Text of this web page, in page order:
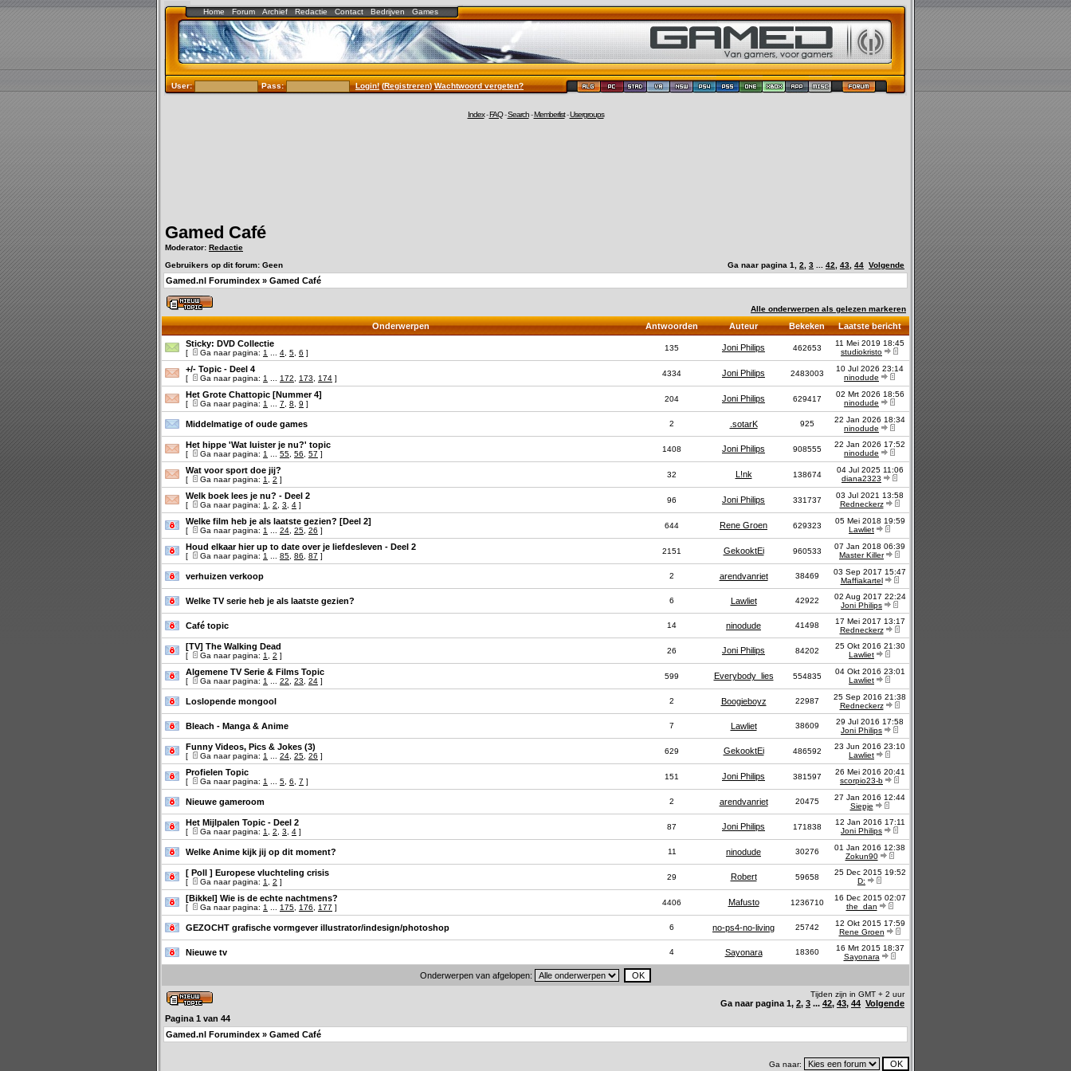
Home Forum Archief Redactie Contact Bedrijven Games
User: Pass: Login!(Registreren)Wachtwoord vergeten?
Index-FAQ-Search-Memberlist-Usergroups
Gamed Café
Moderator: Redactie
Gebruikers op dit forum: Geen
Ga naar pagina 1 2 3 42 43 44 Volgende
Gamed.nl Forumindex » Gamed Café
Alle onderwerpen als gelezen markeren
Onderwerpen Antwoorden Auteur Bekeken
Laatste bericht
Sticky: DVD Collectie
[ Ga naar pagina: 1 4 5 6 ]
135 Joni Philips 462653
11 Mei 2019 18:45
studiokristo
+/- Topic - Deel 4
[ Ga naar pagina: 1 172 173 174 ]
4334 Joni Philips 2483003
10 Jul 2026 23:14
ninodude
Het Grote Chattopic [Nummer 4]
[ Ga naar pagina: 1 7 8 9 ]
204 Joni Philips 629417
02 Mrt 2026 18:56
ninodude
Middelmatige of oude games 2 .sotarK 925
22 Jan 2026 18:34
ninodude
Het hippe 'Wat luister je nu?' topic
[ Ga naar pagina: 1 55 56 57 ]
1408 Joni Philips 908555
22 Jan 2026 17:52
ninodude
Wat voor sport doe jij?
[ Ga naar pagina: 1 2 ]
32 L!nk 138674
04 Jul 2025 11:06
diana2323
Welk boek lees je nu? - Deel 2
[ Ga naar pagina: 1 2 3 4 ]
96 Joni Philips 331737
03 Jul 2021 13:58
Redneckerz
Welke film heb je als laatste gezien? [Deel 2]
[ Ga naar pagina: 1 24 25 26 ]
644 Rene Groen 629323
05 Mei 2018 19:59
Lawliet
Houd elkaar hier up to date over je liefdesleven - Deel 2
[ Ga naar pagina: 1 85 86 87 ]
2151 GekooktEi 960533
07 Jan 2018 06:39
Master Killer
verhuizen verkoop 2 arendvanriet 38469
03 Sep 2017 15:47
Maffiakartel
Welke TV serie heb je als laatste gezien? 6 Lawliet 42922
02 Aug 2017 22:24
Joni Philips
Café topic 14 ninodude 41498
17 Mei 2017 13:17
Redneckerz
[TV] The Walking Dead
[ Ga naar pagina: 1 2 ]
26 Joni Philips 84202
25 Okt 2016 21:30
Lawliet
Algemene TV Serie & Films Topic
[ Ga naar pagina: 1 22 23 24 ]
599 Everybody_lies 554835
04 Okt 2016 23:01
Lawliet
Loslopende mongool 2 Boogieboyz 22987
25 Sep 2016 21:38
Redneckerz
Bleach - Manga & Anime 7 Lawliet 38609
29 Jul 2016 17:58
Joni Philips
Funny Videos, Pics & Jokes (3)
[ Ga naar pagina: 1 24 25 26 ]
629 GekooktEi 486592
23 Jun 2016 23:10
Lawliet
Profielen Topic
[ Ga naar pagina: 1 5 6 7 ]
151 Joni Philips 381597
26 Mei 2016 20:41
scorpio23-b
Nieuwe gameroom 2 arendvanriet 20475
27 Jan 2016 12:44
Siepje
Het Mijlpalen Topic - Deel 2
[ Ga naar pagina: 1 2 3 4 ]
87 Joni Philips 171838
12 Jan 2016 17:11
Joni Philips
Welke Anime kijk jij op dit moment? 11 ninodude 30276
01 Jan 2016 12:38
Zokun90
[ Poll ] Europese vluchteling crisis
[ Ga naar pagina: 1 2 ]
29 Robert 59658
25 Dec 2015 19:52
D:
[Bikkel] Wie is de echte nachtmens?
[ Ga naar pagina: 1 175 176 177 ]
4406 Mafusto 1236710
16 Dec 2015 02:07
the_dan
GEZOCHT grafische vormgever illustrator/indesign/photoshop 6 no-ps4-no-living 25742
12 Okt 2015 17:59
Rene Groen
Nieuwe tv 4 Sayonara 18360
16 Mrt 2015 18:37
Sayonara
Onderwerpen van afgelopen:
Tijden zijn in GMT + 2 uur
Ga naar pagina 1, 2, 3 ... 42, 43, 44 Volgende
Pagina 1 van 44
Gamed.nl Forumindex » Gamed Café
Ga naar: